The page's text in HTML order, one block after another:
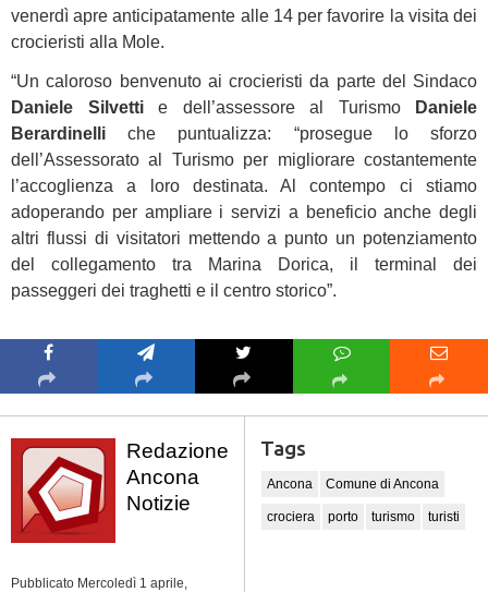
venerdì apre anticipatamente alle 14 per favorire la visita dei
crocieristi alla Mole.
“Un caloroso benvenuto ai crocieristi da parte del Sindaco
Daniele Silvettie dell’assessore al Turismo
Daniele
Berardinelli che puntualizza: “prosegue lo sforzo
dell’Assessorato al Turismo per migliorare costantemente
l’accoglienza a loro destinata. Al contempo ci stiamo
adoperando per ampliare i servizi a beneficio anche degli
altri flussi di visitatori mettendo a punto un potenziamento
del collegamento tra Marina Dorica, il terminal dei
passeggeri dei traghetti e il centro storico”.
Redazione
Ancona
Notizie
Pubblicato Mercoledì 1 aprile,
Tags
Ancona Comune di Ancona
crociera porto turismo turisti